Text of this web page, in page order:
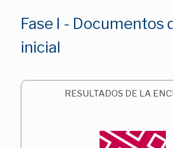
Fase I - Documentos
inicial
RESULTADOS DE LA